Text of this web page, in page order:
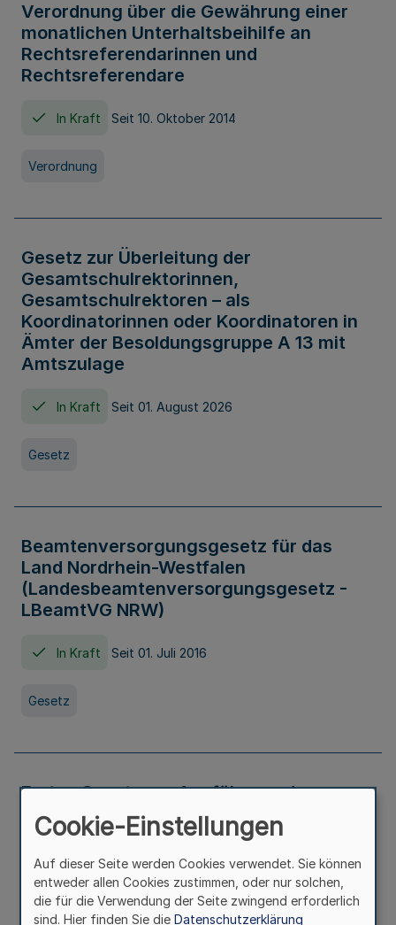
Verordnung über die Gewährung einer
monatlichen Unterhaltsbeihilfe an
Rechtsreferendarinnen und
Rechtsreferendare
In Kraft Seit 10. Oktober 2014
Verordnung
Gesetz zur Überleitung der
Gesamtschulrektorinnen,
Gesamtschulrektoren – als
Koordinatorinnen oder Koordinatoren in
Ämter der Besoldungsgruppe A 13 mit
Amtszulage
In Kraft Seit 01. August 2026
Gesetz
Beamtenversorgungsgesetz für das
Land Nordrhein-Westfalen
(Landesbeamtenversorgungsgesetz -
LBeamtVG NRW)
In Kraft Seit 01. Juli 2016
Gesetz
Erstes Gesetz zur Ausführung des
Kinder- und Jugendhilfegesetzes - AG -
KJHG -
In Kraft Seit 01. Januar 1991
Cookie-Einstellungen
Auf dieser Seite werden Cookies verwendet. Sie können
entweder allen Cookies zustimmen, oder nur solchen,
die für die Verwendung der Seite zwingend erforderlich
sind. Hier finden Sie die Datenschutzerklärung